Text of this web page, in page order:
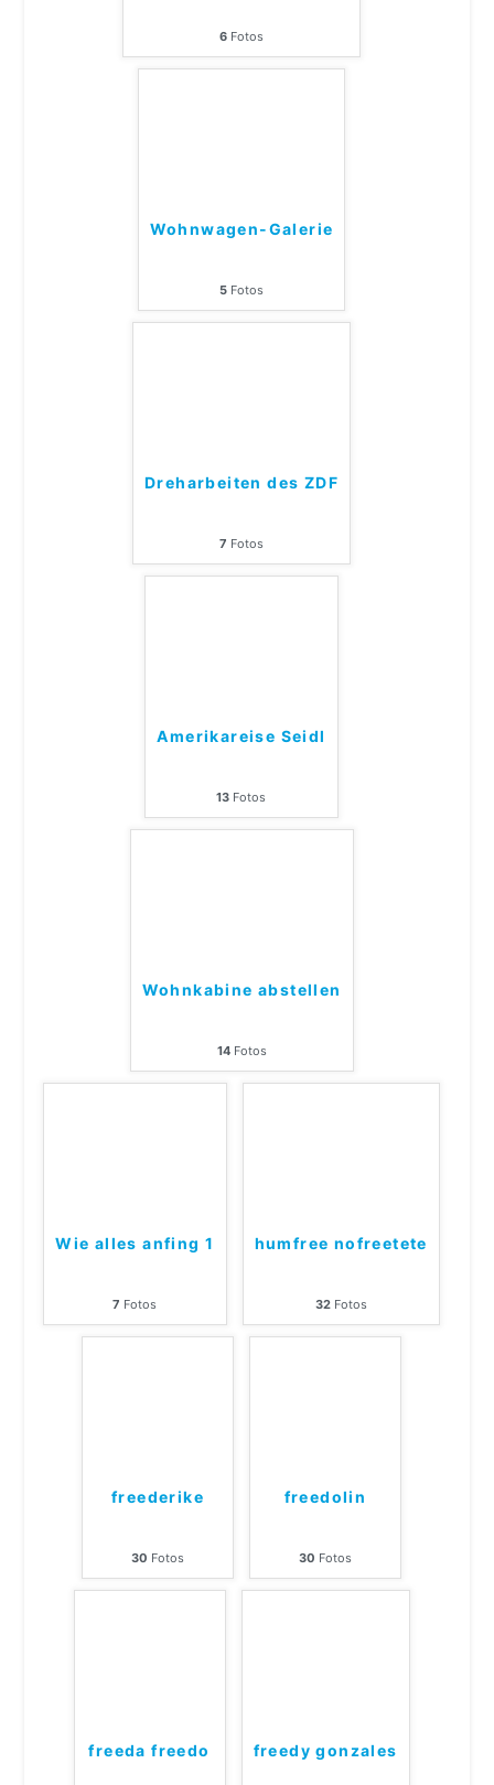
6Fotos
Wohnwagen-Galerie
5 Fotos
Dreharbeiten des ZDF
7 Fotos
Amerikareise Seidl
13 Fotos
Wohnkabine abstellen
14Fotos
Wie alles anfing 1
7 Fotos
humfree nofreetete
32Fotos
freederike
30 Fotos
freedolin
30 Fotos
freeda freedo freedy gonzales